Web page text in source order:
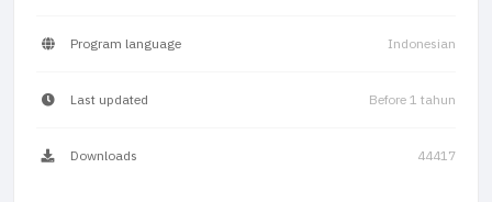
Program language Indonesian
Last updated Before 1 tahun
Downloads 44417